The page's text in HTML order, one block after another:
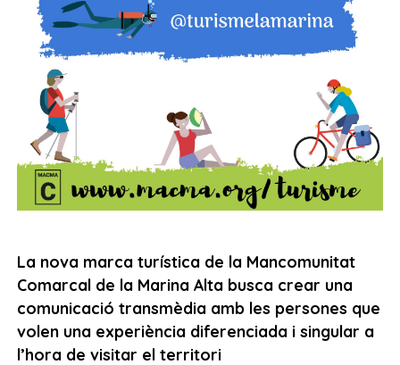
La nova marca turística de la Mancomunitat
Comarcal de la Marina Alta busca crear una
comunicació transmèdia amb les persones que
volen una experiència diferenciada i singular a
l’hora de visitar el territori